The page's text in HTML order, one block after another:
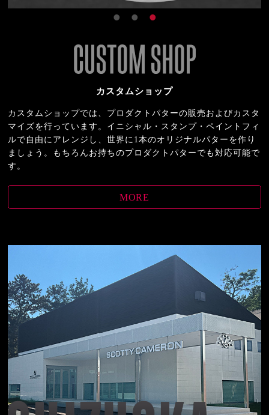
カスタムショップ
カスタムショップでは、プロダクトパターの販売およびカスタ
マイズを行っています。イニシャル・スタンプ・ペイントフィ
ルで自由にアレンジし、世界に1本のオリジナルパターを作り
ましょう。もちろんお持ちのプロダクトパターでも対応可能で
す。
MORE